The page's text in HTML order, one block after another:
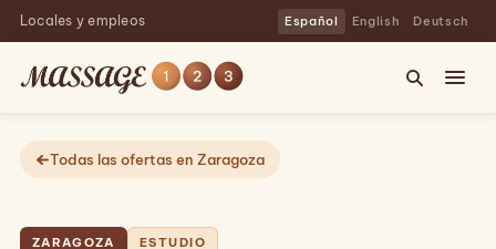
Locales y empleos Español English Deutsch
Todas las ofertas en Zaragoza
ZARAGOZA ESTUDIO